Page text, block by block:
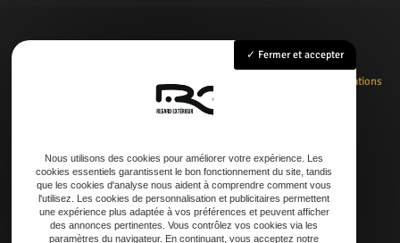
Entretien
Nos réalisations
Contact
Adresse
21 AVENUE DE LAOUADIE, 40600 Biscarrosse
Fermer et accepter
Nous utilisons des cookies pour améliorer votre expérience. Les
cookies essentiels garantissent le bon fonctionnement du site, tandis
que les cookies d'analyse nous aident à comprendre comment vous
l'utilisez. Les cookies de personnalisation et publicitaires permettent
une expérience plus adaptée à vos préférences et peuvent afficher
des annonces pertinentes. Vous contrôlez vos cookies via les
paramètres du navigateur. En continuant, vous acceptez notre